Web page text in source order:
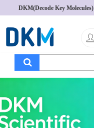
DKM(Decode Key Molecules)